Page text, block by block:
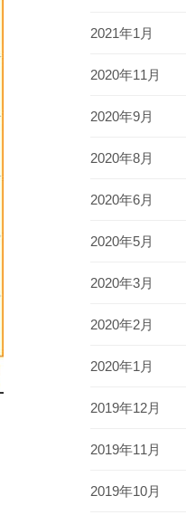
2021年1月
2020年11月
2020年9月
2020年8月
2020年6月
2020年5月
2020年3月
2020年2月
2020年1月
2019年12月
2019年11月
2019年10月